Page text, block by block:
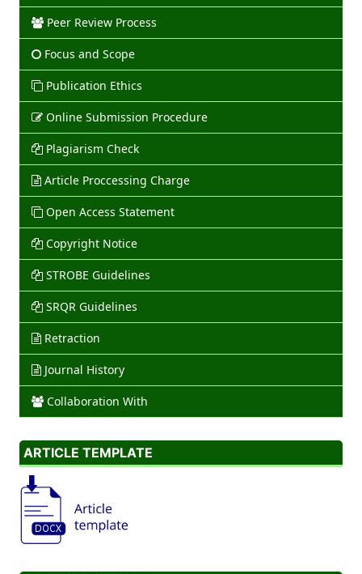
Peer Review Process
Focus and Scope
Publication Ethics
Online Submission Procedure
Plagiarism Check
Article Proccessing Charge
Open Access Statement
Copyright Notice
STROBE Guidelines
SRQR Guidelines
Retraction
Journal History
Collaboration With
ARTICLE TEMPLATE